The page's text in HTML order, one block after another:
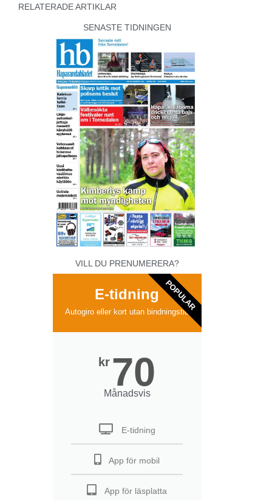
RELATERADE ARTIKLAR
SENASTE TIDNINGEN
VILL DU PRENUMERERA?
E-tidning
Autogiro eller kort utan bindningstid
kr 70
Månadsvis
E-tidning
App för mobil
App för läsplatta
POPULAR